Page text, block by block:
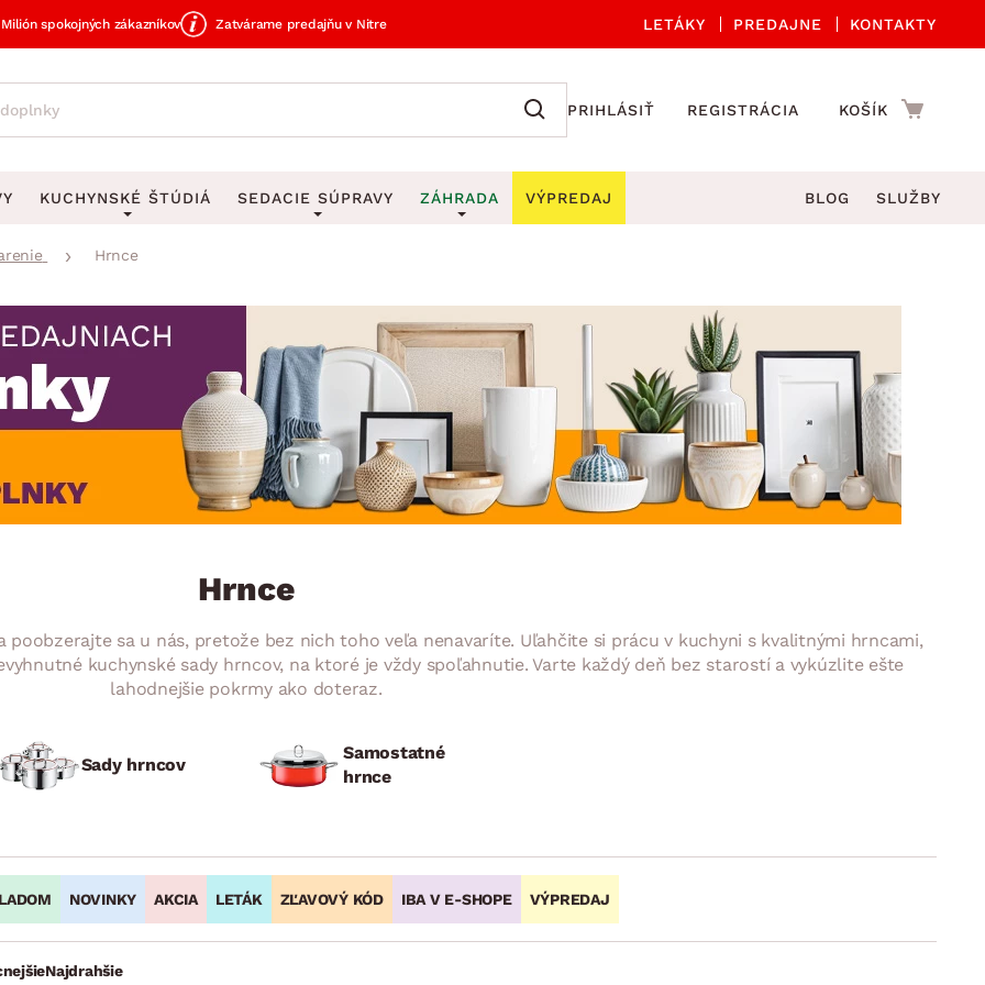
Milión spokojných zákazníkov Zatvárame predajňu v Nitre LETÁKY PREDAJNE KONTAKTY
PRIHLÁSIŤ REGISTRÁCIA KOŠÍK
DEKORÁCIE
Obrazy
Zrkadlá
Zobrazit vše
Vešiaky na kľúče
Stojany na dáždniky
Stojany na noviny
Stojany na oblečenie
Zobrazit vše
Kuchynské príslušenstvo
Kuchynské doplnky
Kúpeľňové doplnky
Záhradné doplnky
Zobrazit vše
DOMÁCE SPOTREBIČE ZÁHRADNÉ DOPLNKY VIANOCE
KUCHYNSKÉ ŠTÚDIÁ SEDACIE SÚPRAVY
Rohové sedacie súpravy
Sedacie súpravy 3-2-1
Sedacie súpravy na mieru
ZÁHRADA
Záhradné stoličky a kreslá
Záhradné lavice
Záhradné stoly
Záhradné hojdačky
Záhradné lehátka
Záhradné doplnky
VÝPREDAJ BLOG SLUŽBY
Hrnce
Hrnce
poobzerajte sa u nás, pretože bez nich toho veľa nenavaríte. Uľahčite si prácu v kuchyni s kvalitnými hrncami,
kuchynské sady hrncov, na ktoré je vždy spoľahnutie. Varte každý deň bez starostí a vykúzlite ešte
lahodnejšie pokrmy ako doteraz.
Sady hrncov
Samostatné
hrnce
NOVINKY AKCIA LETÁK ZĽAVOVÝ KÓD IBA V E-SHOPE VÝPREDAJ
Najdrahšie